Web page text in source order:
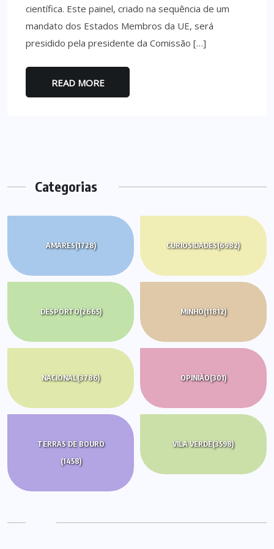
científica. Este painel, criado na sequência de um
mandato dos Estados Membros da UE, será
presidido pela presidente da Comissão […]
READ MORE
Categorias
AMARES(1728) CURIOSIDADES(6982)
DESPORTO(2665) MINHO(11812)
NACIONAL(3786) OPINIÃO(301)
TERRAS DE BOURO
(1458)
VILA VERDE(3598)